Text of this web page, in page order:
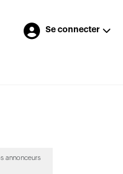
Se connecter
annonceurs